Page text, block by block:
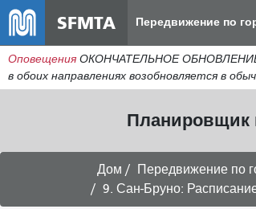
SFMTA Передвижение по
Оповещения ОКОНЧАТЕЛЬНОЕ ОБНОВЛЕНИЕ:
в обоих направлениях возобновляется в
Планировщик
Дом Передвижение по
9. Сан-Бруно: